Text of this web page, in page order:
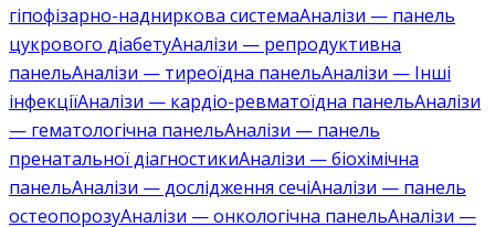
гіпофізарно-надниркова системаАналізи — панель
цукрового діабетуАналізи — репродуктивна
панельАналізи — тиреоїдна панельАналізи — Інші
інфекціїАналізи — кардіо-ревматоїдна панельАналізи
— гематологічна панельАналізи — панель
пренатальної діагностикиАналізи — біохімічна
панельАналізи — дослідження сечіАналізи — панель
остеопорозуАналізи — онкологічна панельАналізи —